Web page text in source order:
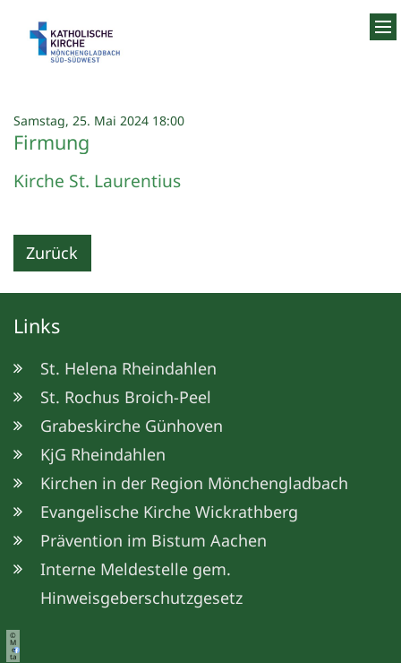
Samstag, 25. Mai 2024 18:00:
Firmung
Kirche St. Laurentius
Zurück
Links
St. Helena Rheindahlen
St. Rochus Broich-Peel
Grabeskirche Günhoven
KjG Rheindahlen
Kirchen in der Region Mönchengladbach
Evangelische Kirche Wickrathberg
Prävention im Bistum Aachen
Interne Meldestelle gem.
Hinweisgeberschutzgesetz
©
M
e
ta